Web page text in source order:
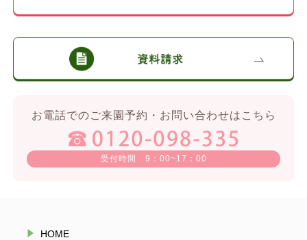
お電話でのご来園予約・お問い合わせはこちら
受付時間 9：00~17：00
HOME